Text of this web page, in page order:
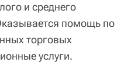
и среднего
помощь по
торговых
услуги.